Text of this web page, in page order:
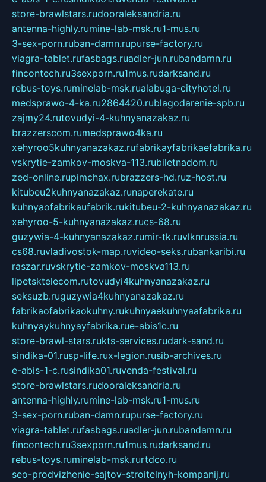
store-brawlstars.rudooraleksandria.ru
antenna-highly.rumine-lab-msk.ru1-mus.ru
3-sex-porn.ruban-damn.rupurse-factory.ru
viagra-tablet.rufasbags.ruadler-jun.rubandamn.ru
fincontech.ru3sexporn.ru1mus.rudarksand.ru
rebus-toys.ruminelab-msk.rualabuga-cityhotel.ru
medsprawo-4-ka.ru2864420.rublagodarenie-spb.ru
zajmy24.rutovudyi-4-kuhnyanazakaz.ru
brazzerscom.rumedsprawo4ka.ru
xehyroo5kuhnyanazakaz.rufabrikayfabrikaefabrika.ru
vskrytie-zamkov-moskva-113.rubiletnadom.ru
zed-online.rupimchax.rubrazzers-hd.ruz-host.ru
kitubeu2kuhnyanazakaz.runaperekate.ru
kuhnyaofabrikaufabrik.rukitubeu-2-kuhnyanazakaz.ru
xehyroo-5-kuhnyanazakaz.rucs-68.ru
guzywia-4-kuhnyanazakaz.rumir-tk.ruvlknrussia.ru
cs68.ruvladivostok-map.ruvideo-seks.rubankaribi.ru
raszar.ruvskrytie-zamkov-moskva113.ru
lipetsktelecom.rutovudyi4kuhnyanazakaz.ru
seksuzb.ruguzywia4kuhnyanazakaz.ru
fabrikaofabrikaokuhny.rukuhnyaekuhnyaafabrika.ru
kuhnyaykuhnyayfabrika.rue-abis1c.ru
store-brawl-stars.rukts-services.rudark-sand.ru
sindika-01.rusp-life.rux-legion.rusib-archives.ru
e-abis-1-c.rusindika01.ruvenda-festival.ru
store-brawlstars.rudooraleksandria.ru
antenna-highly.rumine-lab-msk.ru1-mus.ru
3-sex-porn.ruban-damn.rupurse-factory.ru
viagra-tablet.rufasbags.ruadler-jun.rubandamn.ru
fincontech.ru3sexporn.ru1mus.rudarksand.ru
rebus-toys.ruminelab-msk.rurtdco.ru
seo-prodvizhenie-sajtov-stroitelnyh-kompanij.ru